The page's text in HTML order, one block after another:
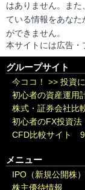
はありません。ま
ている情報をあな
ができません。
本サイトには広告・
グループサイト
今ココ！ >> 投資
初心者の資産運用
株式・証券会社比
初心者のFX投資
CFD比較サイト
メニュー
IPO（新規公開株
株主優待情報